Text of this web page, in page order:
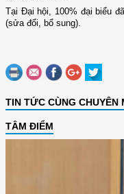
Tại Đại hội, 100% đại biểu
(sửa đổi, bổ sung).
TIN TỨC CÙNG CHUYÊN
TÂM ĐIỂM